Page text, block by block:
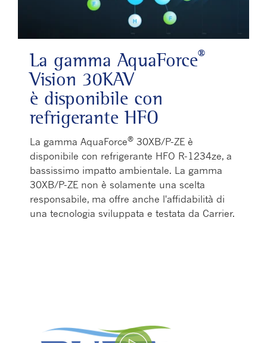
Play Video
La gamma AquaForce®
Vision 30KAV
è disponibile con
refrigerante HFO
La gamma AquaForce® 30XB/P-ZE è
disponibile con refrigerante HFO R-1234ze, a
bassissimo impatto ambientale. La gamma
30XB/P-ZE non è solamente una scelta
responsabile, ma offre anche l'affidabilità di
una tecnologia sviluppata e testata da Carrier.